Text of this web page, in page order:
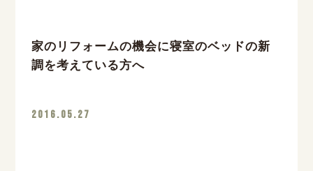
家のリフォームの機会に寝室のベッドの新
調を考えている方へ
2016.05.27